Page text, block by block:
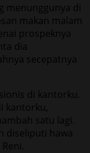
menunggunya di
makan malam
prospeknya
dia
secepatnya
di kantorku.
kantorku,
satu lagi.
diseliputi hawa